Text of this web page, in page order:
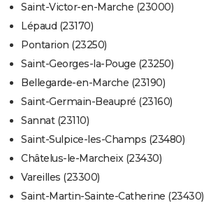
Saint-Victor-en-Marche (23000)
Lépaud (23170)
Pontarion (23250)
Saint-Georges-la-Pouge (23250)
Bellegarde-en-Marche (23190)
Saint-Germain-Beaupré (23160)
Sannat (23110)
Saint-Sulpice-les-Champs (23480)
Châtelus-le-Marcheix (23430)
Vareilles (23300)
Saint-Martin-Sainte-Catherine (23430)